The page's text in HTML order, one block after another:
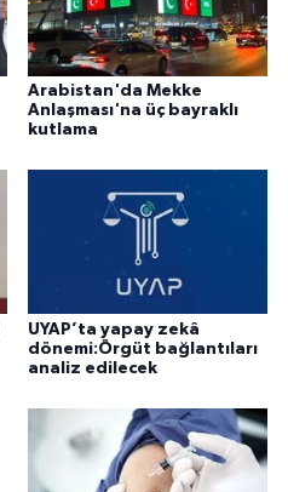
Arabistan'da Mekke
Anlaşması'na üç bayraklı
kutlama
UYAP’ta yapay zekâ
dönemi:Örgüt bağlantıları
analiz edilecek